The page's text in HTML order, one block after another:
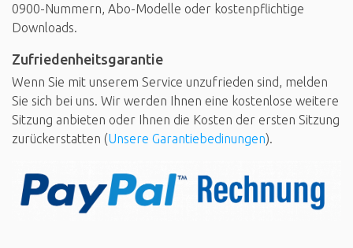
0900-Nummern, Abo-Modelle oder kostenpflichtige
Downloads.
Zufriedenheitsgarantie
Wenn Sie mit unserem Service unzufrieden sind, melden
Sie sich bei uns. Wir werden Ihnen eine kostenlose weitere
Sitzung anbieten oder Ihnen die Kosten der ersten Sitzung
zurückerstatten (Unsere Garantiebedinungen).